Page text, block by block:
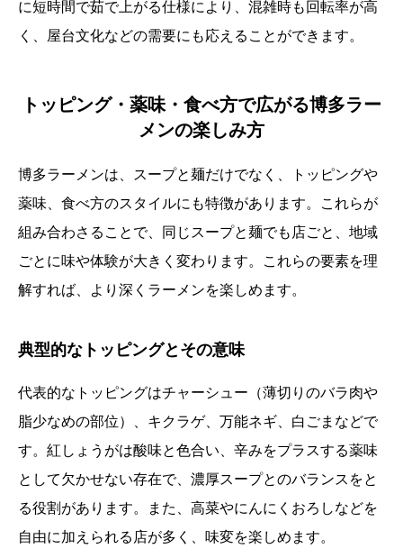
に短時間で茹で上がる仕様により、混雑時も回転率が高
く、屋台文化などの需要にも応えることができます。
トッピング・薬味・食べ方で広がる博多ラー
メンの楽しみ方
博多ラーメンは、スープと麺だけでなく、トッピングや
薬味、食べ方のスタイルにも特徴があります。これらが
組み合わさることで、同じスープと麺でも店ごと、地域
ごとに味や体験が大きく変わります。これらの要素を理
解すれば、より深くラーメンを楽しめます。
典型的なトッピングとその意味
代表的なトッピングはチャーシュー（薄切りのバラ肉や
脂少なめの部位）、キクラゲ、万能ネギ、白ごまなどで
す。紅しょうがは酸味と色合い、辛みをプラスする薬味
として欠かせない存在で、濃厚スープとのバランスをと
る役割があります。また、高菜やにんにくおろしなどを
自由に加えられる店が多く、味変を楽しめます。